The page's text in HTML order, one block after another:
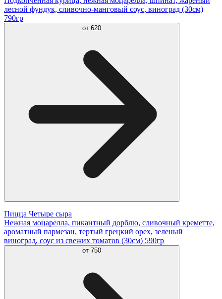
лесной фундук, сливочно-манговый соус, виноград (30см)
790гр
от 620
Пицца Четыре сыра
Нежная моцарелла, пикантный дорблю, сливочный креметте,
ароматный пармезан, тертый грецкий орех, зеленый
виноград, соус из свежих томатов (30см) 590гр
от 750